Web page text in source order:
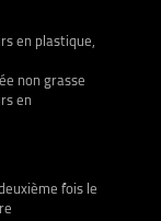
en plastique,
non grasse
en
fois le